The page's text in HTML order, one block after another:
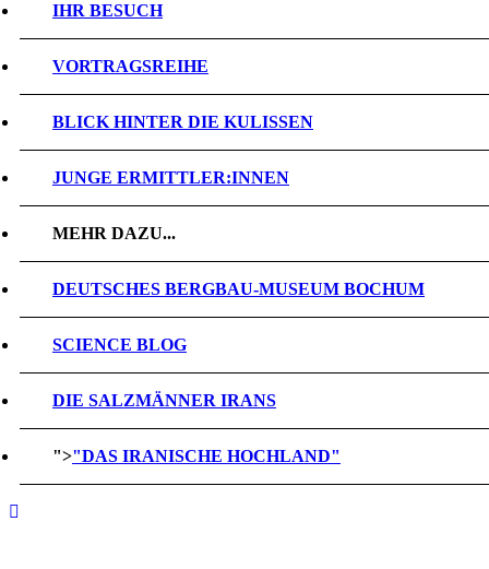
IHR BESUCH
VORTRAGSREIHE
BLICK HINTER DIE KULISSEN
JUNGE ERMITTLER:INNEN
MEHR DAZU...
DEUTSCHES BERGBAU-MUSEUM BOCHUM
SCIENCE BLOG
DIE SALZMÄNNER IRANS
">"DAS IRANISCHE HOCHLAND"